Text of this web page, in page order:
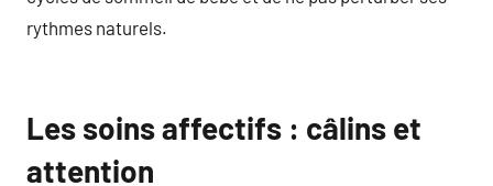
rythmes naturels.
Les soins affectifs : câlins et
attention